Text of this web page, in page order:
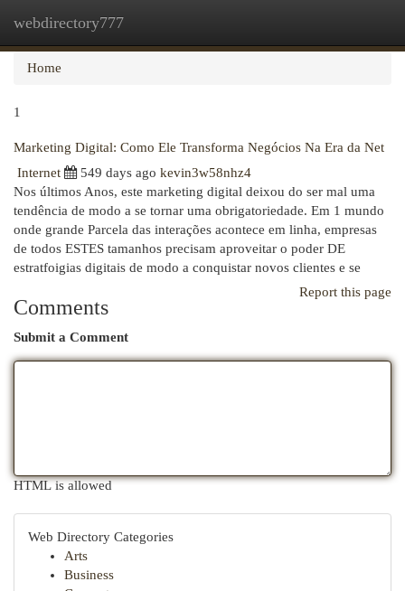
webdirectory777
Home
1
Marketing Digital: Como Ele Transforma Negócios Na Era da Net
Internet
549 days ago kevin3w58nhz4
Nos últimos Anos, este marketing digital deixou do ser mal uma
tendência de modo a se tornar uma obrigatoriedade. Em 1 mundo
onde grande Parcela das interações acontece em linha, empresas
de todos ESTES tamanhos precisam aproveitar o poder DE
estratfoigias digitais de modo a conquistar novos clientes e se
Report this page
Comments
Submit a Comment
HTML is allowed
Web Directory Categories
Arts
Business